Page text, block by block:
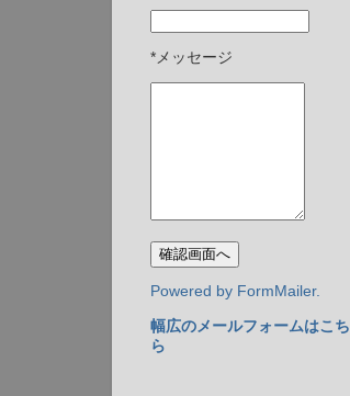
*メッセージ
Powered by FormMailer.
幅広のメールフォームはこち
ら